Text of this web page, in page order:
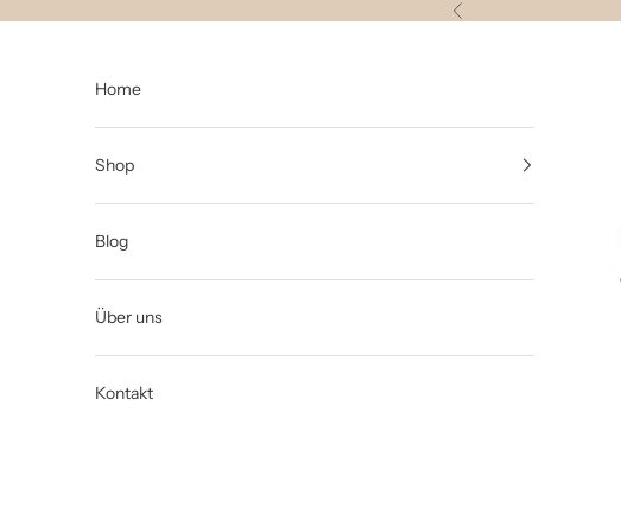
Zurück
Home
Shop
Blog
Über uns
Kontakt